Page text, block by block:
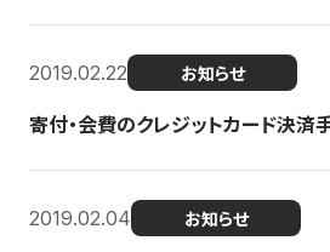
2019.02.22 お知らせ
寄付・会費のクレジットカード決済
2019.02.04 お知らせ